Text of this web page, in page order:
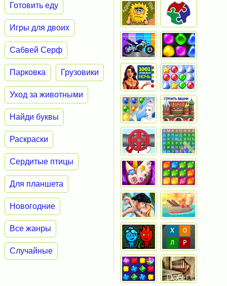
Готовить еду
Игры для двоих
Сабвей Серф
Парковка Грузовики
Уход за животными
Найди буквы
Раскраски
Сердитые птицы
Для планшета
Новогодние
Все жанры
Случайные